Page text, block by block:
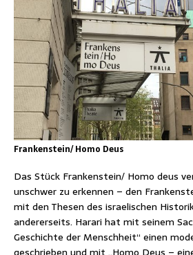
Frankenstein/ Homo Deus
Das Stück Frankenstein/ Homo deus
unschwer zu erkennen – den
mit den Thesen des israelischen
andererseits. Harari hat mit seinem
Geschichte der Menschheit“ einen